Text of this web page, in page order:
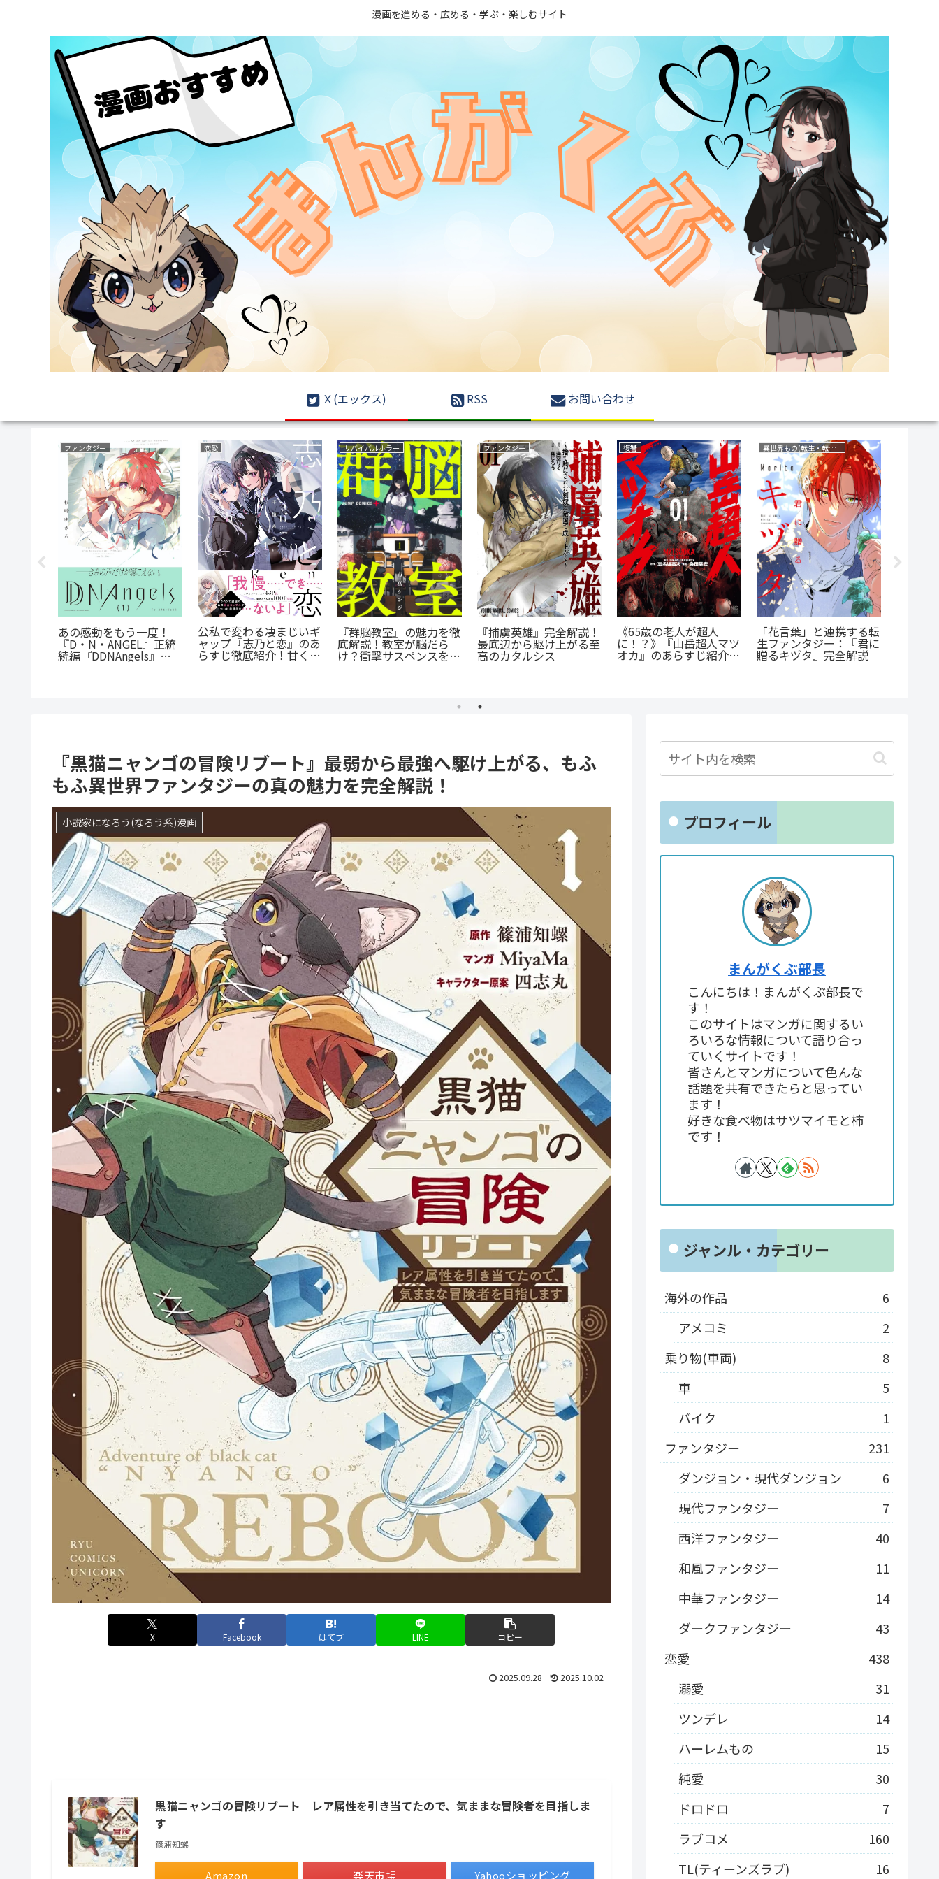
漫画を進める・広める・学ぶ・楽しむサイト
Ｘ(エックス) RSS お問い合わせ
ボーイズラブ(BL)
『たまらないのは恋なの
か』徹底解説：王道の
ミステリー
『幼児A』5歳の殺人
犯、その瞳の奥に潜む闇
とは？ 衝撃作を徹底解
野球
『斜陽に恋う』憧れの先
輩が恋したのは「弟の彼
氏」だった…？切なすぎ
育児・子育て
蒼井まもる『ふつうの女
の子』レビュー。母とし
ての葛藤と、娘の成長に
サスペンス
『オサナナジミとカノジ
ョと』ただの三角関係じ
ゃない、秘密が渦巻くセ
ラブコメ
『たろうのまにまに』徹
底紹介！クズなヒモ男に
沼る人続出の理由と「ま
にまに」の意味とは？
『黒猫ニャンゴの冒険リブート』最弱から最強へ駆け上がる、もふ
もふ異世界ファンタジーの真の魅力を完全解説！
小説家になろう(なろう系)漫画
X Facebook はてブ LINE コピー
2025.09.28 2025.10.02
黒猫ニャンゴの冒険リブート レア属性を引き当てたので、気ままな冒険者を目指しま
す
篠浦知螺
Amazon 楽天市場 Yahooショッピング
プロフィール
まんがくぶ部長
こんにちは！まんがくぶ部長で
す！
このサイトはマンガに関するい
ろいろな情報について語り合っ
ていくサイトです！
皆さんとマンガについて色んな
話題を共有できたらと思ってい
ます！
好きな食べ物はサツマイモと柿
です！
ジャンル・カテゴリー
海外の作品
6
アメコミ
2
乗り物(車両)
8
車
5
バイク
1
ファンタジー
231
ダンジョン・現代ダンジョン
6
現代ファンタジー
7
西洋ファンタジー
40
和風ファンタジー
11
中華ファンタジー
14
ダークファンタジー
43
恋愛
438
溺愛
31
ツンデレ
14
ハーレムもの
15
純愛
30
ドロドロ
7
ラブコメ
160
TL(ティーンズラブ)
16